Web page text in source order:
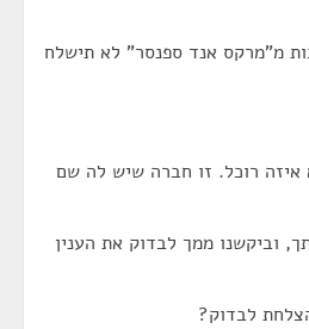
מ"מרקס אנד ספנסר" לא תישלח
רוכל. זו חברה שיש לה שם
וביקשנו ממך לבדוק את הענין
לבדוק?